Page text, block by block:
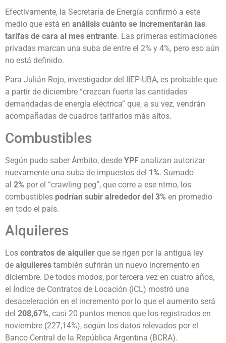
Efectivamente, la Secretaría de Energía confirmó a este
medio que está en análisis cuánto se incrementarán las
tarifas de cara al mes entrante. Las primeras estimaciones
privadas marcan una suba de entre el 2% y 4%, pero eso aún
no está definido.
Para Julián Rojo, investigador del IIEP-UBA, es probable que
a partir de diciembre “crezcan fuerte las cantidades
demandadas de energía eléctrica” que, a su vez, vendrán
acompañadas de cuadros tarifarios más altos.
Combustibles
Según pudo saber Ámbito, desde YPF analizan autorizar
nuevamente una suba de impuestos del 1%. Sumado
al 2% por el “crawling peg”, que corre a ese ritmo, los
combustibles podrían subir alrededor del 3% en promedio
en todo el país.
Alquileres
Los contratos de alquiler que se rigen por la antigua ley
de alquileres también sufrirán un nuevo incremento en
diciembre. De todos modos, por tercera vez en cuatro años,
el Índice de Contratos de Locación (ICL) mostró una
desaceleración en el incremento por lo que el aumento será
del 208,67%, casi 20 puntos menos que los registrados en
noviembre (227,14%), según los datos relevados por el
Banco Central de la República Argentina (BCRA).